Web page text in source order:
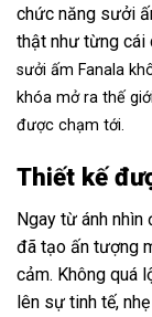
chức năng sưởi
thật như từng cái
sưởi ấm Fanala
khóa mở ra thế
được chạm tới.
Thiết kế
Ngay từ ánh nhìn
đã tạo ấn tượng
cảm. Không quá
lên sự tinh tế,